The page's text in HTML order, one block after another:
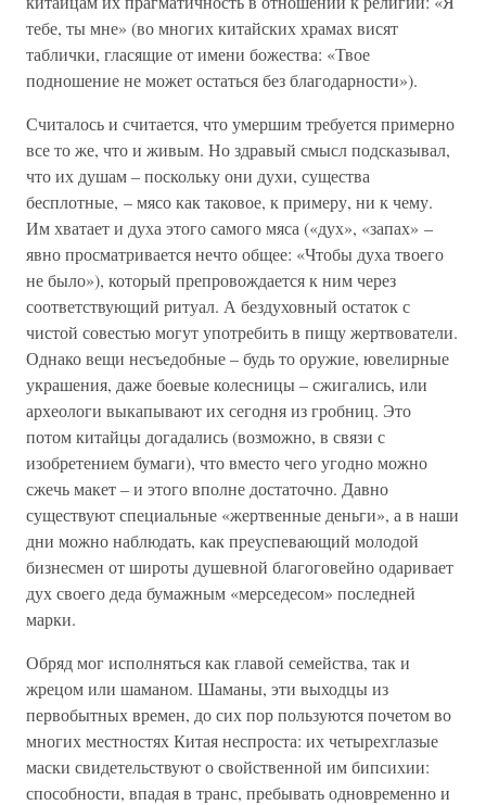
тебе, ты мне» (во многих китайских храмах висят
таблички, гласящие от имени божества: «Твое
подношение не может остаться без благодарности»).
Считалось и считается, что умершим требуется примерно
все то же, что и живым. Но здравый смысл подсказывал,
что их душам – поскольку они духи, существа
бесплотные, – мясо как таковое, к примеру, ни к чему.
Им хватает и духа этого самого мяса («дух», «запах» –
явно просматривается нечто общее: «Чтобы духа твоего
не было»), который препровождается к ним через
соответствующий ритуал. А бездуховный остаток с
чистой совестью могут употребить в пищу жертвователи.
Однако вещи несъедобные – будь то оружие, ювелирные
украшения, даже боевые колесницы – сжигались, или
археологи выкапывают их сегодня из гробниц. Это
потом китайцы догадались (возможно, в связи с
изобретением бумаги), что вместо чего угодно можно
сжечь макет – и этого вполне достаточно. Давно
существуют специальные «жертвенные деньги», а в наши
дни можно наблюдать, как преуспевающий молодой
бизнесмен от широты душевной благоговейно одаривает
дух своего деда бумажным «мерседесом» последней
марки.
Обряд мог исполняться как главой семейства, так и
жрецом или шаманом. Шаманы, эти выходцы из
первобытных времен, до сих пор пользуются почетом во
многих местностях Китая неспроста: их четырехглазые
маски свидетельствуют о свойственной им бипсихии:
способности, впадая в транс, пребывать одновременно и